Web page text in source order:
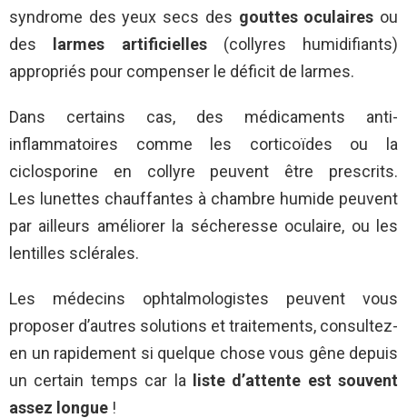
syndrome des yeux secs des gouttes oculaires ou
des larmes artificielles(collyres humidifiants)
appropriés pour compenser le déficit de larmes.
Dans certains cas, des médicaments anti-
inflammatoires comme les corticoïdes ou la
ciclosporine en collyre peuvent être prescrits.
Les lunettes chauffantes à chambre humide peuvent
par ailleurs améliorer la sécheresse oculaire, ou les
lentilles sclérales.
Les médecins ophtalmologistes peuvent vous
proposer d’autres solutions et traitements, consultez-
en un rapidement si quelque chose vous gêne depuis
un certain temps car la liste d’attente est souvent
assez longue !